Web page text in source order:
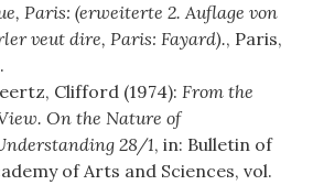
Paris: (erweiterte 2. Auflage von
veut dire, Paris: Fayard)., Paris,
Clifford (1974): From the
On the Nature of
28/1, in: Bulletin of
of Arts and Sciences, vol.